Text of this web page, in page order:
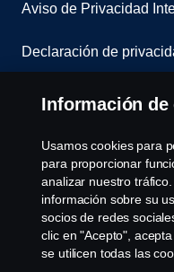
Aviso de Privacidad
Declaración de
Cookies
Contáctanos
Denuncia de
Cookie settings
Información de
Usamos cookies para
para proporcionar
analizar nuestro
información sobre su
socios de redes
clic en "Acepto",
se utilicen todas las